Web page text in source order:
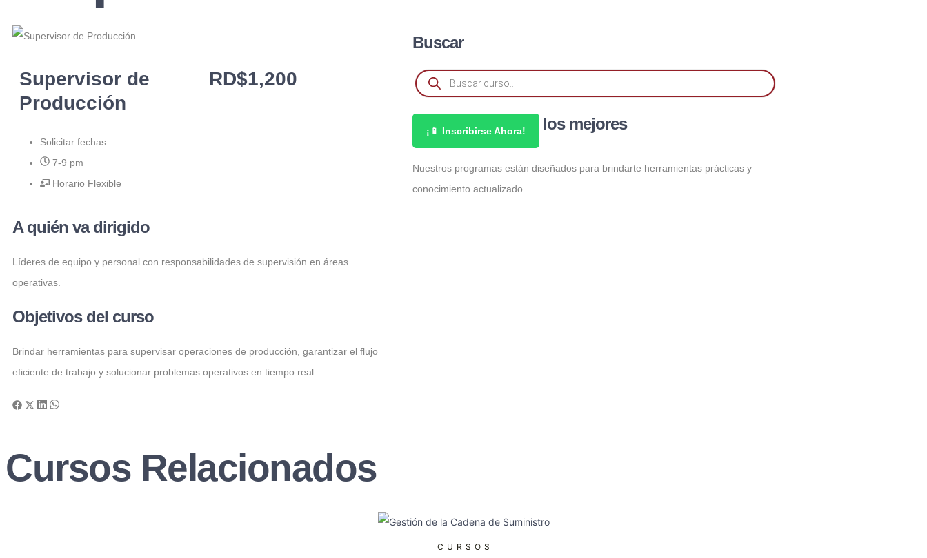
Supervisor de
Producción
RD$1,200
Solicitar fechas
7-9 pm
Horario Flexible
A quién va dirigido
Líderes de equipo y personal con responsabilidades de supervisión en áreas
operativas.
Objetivos del curso
Brindar herramientas para supervisar operaciones de producción, garantizar el flujo
eficiente de trabajo y solucionar problemas operativos en tiempo real.
Buscar
Especialízate con los mejores
Nuestros programas están diseñados para brindarte herramientas prácticas y
conocimiento actualizado.
¡📱 Inscribirse Ahora!
Cursos Relacionados
CURSOS